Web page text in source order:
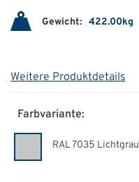
Gewicht: 422.00kg
Weitere Produktdetails
Farbvariante:
RAL 7035 Lichtgrau